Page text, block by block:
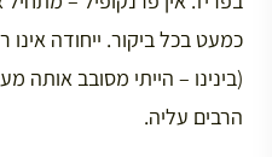
כמעט בכל ביקור. ייחודה
(בינינו – הייתי מסובב
הרבים עליה.